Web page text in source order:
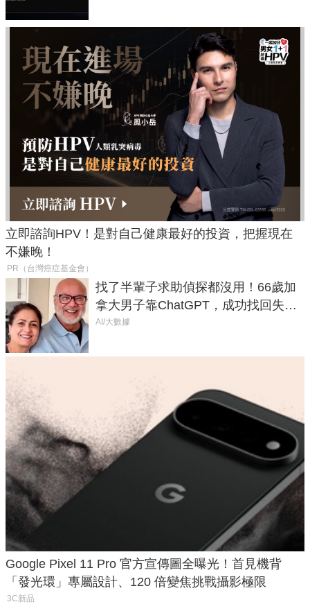
立即諮詢HPV！是對自己健康最好的投資，把握現在
不嫌晚！
PR（台灣癌症基金會）
找了半輩子求助偵探都沒用！66歲加
拿大男子靠ChatGPT，成功找回失散
50年家人
AI/大數據
Google Pixel 11 Pro 官方宣傳圖全曝光！首見機背
「發光環」專屬設計、120 倍變焦挑戰攝影極限
3C新品